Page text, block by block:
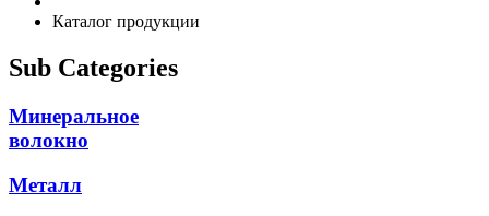
Каталог продукции
Sub Categories
Минеральное
волокно
Металл